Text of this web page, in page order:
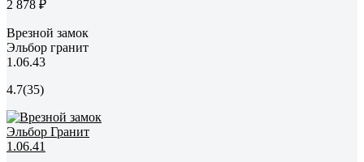
2 878 ₽
Врезной замок
Эльбор гранит
1.06.43
4.7(35)